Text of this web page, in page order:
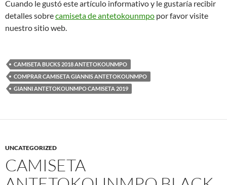
Cuando le gustó este artículo informativo y le gustaría recibir
detalles sobrecamiseta de antetokounmpo por favor visite
nuestro sitio web.
CAMISETA BUCKS 2018 ANTETOKOUNMPO
COMPRAR CAMISETA GIANNIS ANTETOKOUNMPO
GIANNI ANTETOKOUNMPO CAMISETA 2019
UNCATEGORIZED
CAMISETA